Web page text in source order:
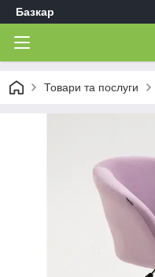
Базкар
Товари та послуги